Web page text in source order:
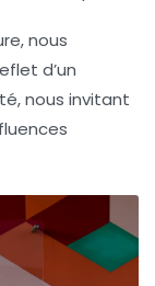
nous
d’un
nous invitant